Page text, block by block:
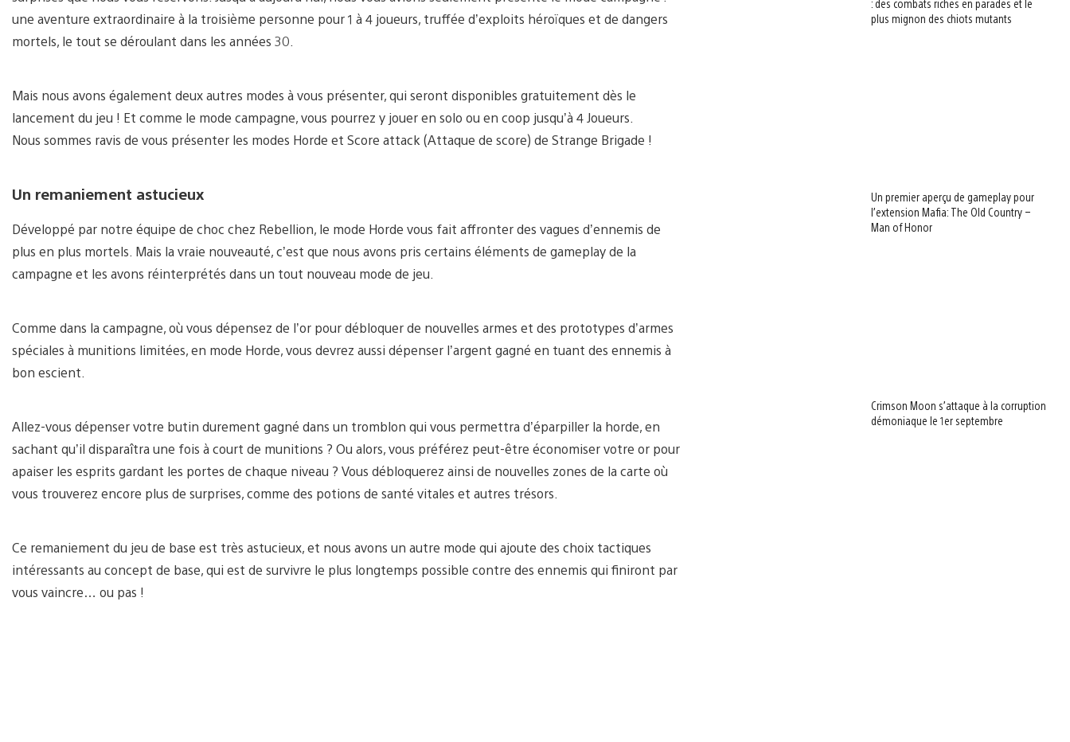
une aventure extraordinaire à la troisième personne pour 1 à 4 joueurs, truffée d’exploits héroïques et de dangers
mortels, le tout se déroulant dans les années 30.
Mais nous avons également deux autres modes à vous présenter, qui seront disponibles gratuitement dès le
lancement du jeu ! Et comme le mode campagne, vous pourrez y jouer en solo ou en coop jusqu’à 4 Joueurs.
Nous sommes ravis de vous présenter les modes Horde et Score attack (Attaque de score) de Strange Brigade !
Un remaniement astucieux
Développé par notre équipe de choc chez Rebellion, le mode Horde vous fait affronter des vagues d’ennemis de
plus en plus mortels. Mais la vraie nouveauté, c’est que nous avons pris certains éléments de gameplay de la
campagne et les avons réinterprétés dans un tout nouveau mode de jeu.
Comme dans la campagne, où vous dépensez de l’or pour débloquer de nouvelles armes et des prototypes d’armes
spéciales à munitions limitées, en mode Horde, vous devrez aussi dépenser l’argent gagné en tuant des ennemis à
bon escient.
Allez-vous dépenser votre butin durement gagné dans un tromblon qui vous permettra d’éparpiller la horde, en
sachant qu’il disparaîtra une fois à court de munitions ? Ou alors, vous préférez peut-être économiser votre or pour
apaiser les esprits gardant les portes de chaque niveau ? Vous débloquerez ainsi de nouvelles zones de la carte où
vous trouverez encore plus de surprises, comme des potions de santé vitales et autres trésors.
Ce remaniement du jeu de base est très astucieux, et nous avons un autre mode qui ajoute des choix tactiques
intéressants au concept de base, qui est de survivre le plus longtemps possible contre des ennemis qui finiront par
vous vaincre… ou pas !
: des combats riches en parades et le
plus mignon des chiots mutants
Un premier aperçu de gameplay pour
l’extension Mafia: The Old Country –
Man of Honor
Crimson Moon s’attaque à la corruption
démoniaque le 1er septembre